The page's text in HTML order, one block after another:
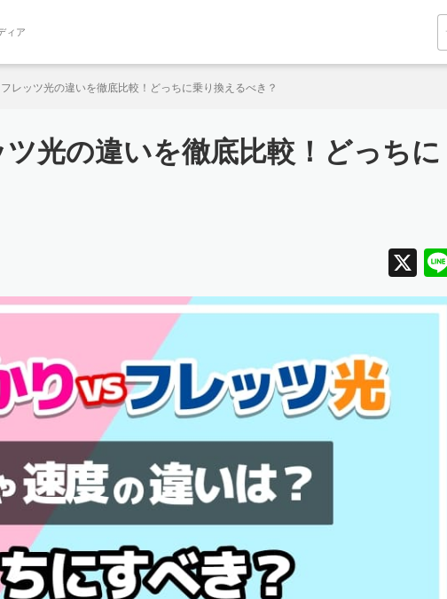
ィア
レッツ光の違いを徹底比較！どっちに乗り換えるべき？
光の違いを徹底比較！どっちに
X